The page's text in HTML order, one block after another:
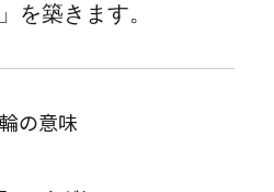
を築きます。
輪の意味